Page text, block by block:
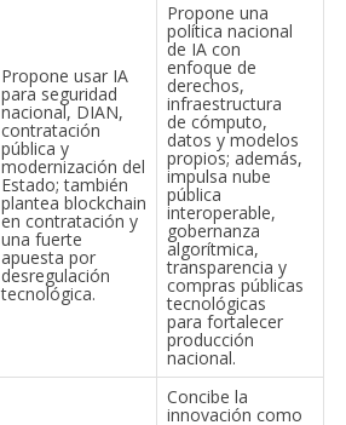
Propone usar IA
para seguridad
nacional, DIAN,
contratación
pública y
modernización del
Estado; también
plantea blockchain
en contratación y
una fuerte
apuesta por
desregulación
tecnológica.
Propone una
política nacional
de IA con
enfoque de
derechos,
infraestructura
de cómputo,
datos y modelos
propios; además,
impulsa nube
pública
interoperable,
gobernanza
algorítmica,
transparencia y
compras públicas
tecnológicas
para fortalecer
producción
nacional.
Concibe la
innovación como